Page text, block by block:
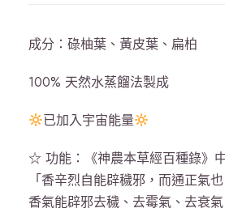
成分：碌柚葉、黃皮葉、扁柏
100% 天然水蒸餾法製成
已加入宇宙能量
☆ 功能：《神農本草經百種錄》
「香辛烈自能辟穢邪，而通正氣
香氣能辟邪去穢、去霉氣、去衰氣